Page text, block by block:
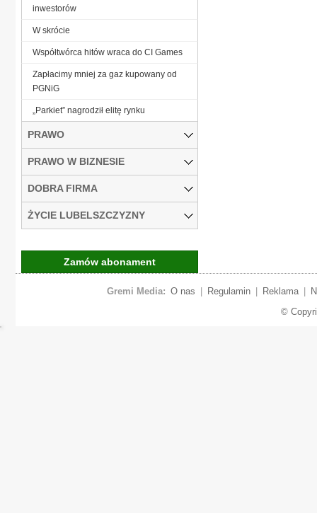
inwestorów
W skrócie
Współtwórca hitów wraca do CI Games
Zapłacimy mniej za gaz kupowany od
PGNiG
„Parkiet” nagrodził elitę rynku
PRAWO
PRAWO W BIZNESIE
DOBRA FIRMA
ŻYCIE LUBELSZCZYZNY
Zamów abonament
Gremi Media: O nas Regulamin Reklama
©